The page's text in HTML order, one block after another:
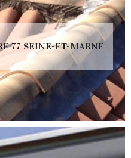
77 SEINE-ET-MARNE